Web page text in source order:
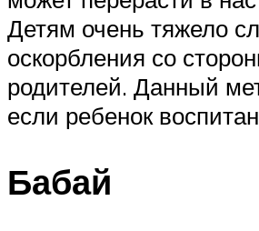
Детям очень тяжело
оскорбления со
родителей. Данный
если ребенок
Бабай